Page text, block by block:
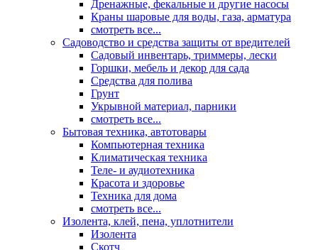
Дренажные, фекальные и другие насосы
Краны шаровые для воды, газа, арматура
смотреть все...
Садоводство и средства защиты от вредителей
Садовый инвентарь, триммеры, лески
Горшки, мебель и декор для сада
Средства для полива
Грунт
Укрывной материал, парники
смотреть все...
Бытовая техника, автотовары
Компьютерная техника
Климатическая техника
Теле- и аудиотехника
Красота и здоровье
Техника для дома
смотреть все...
Изолента, клей, пена, уплотнители
Изолента
Скотч